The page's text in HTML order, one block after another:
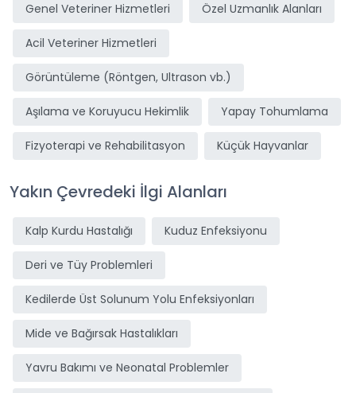
Genel Veteriner Hizmetleri Özel Uzmanlık Alanları
Acil Veteriner Hizmetleri
Görüntüleme (Röntgen, Ultrason vb.)
Aşılama ve Koruyucu Hekimlik Yapay Tohumlama
Fizyoterapi ve Rehabilitasyon Küçük Hayvanlar
Yakın Çevredeki İlgi Alanları
Kalp Kurdu Hastalığı Kuduz Enfeksiyonu
Deri ve Tüy Problemleri
Kedilerde Üst Solunum Yolu Enfeksiyonları
Mide ve Bağırsak Hastalıkları
Yavru Bakımı ve Neonatal Problemler